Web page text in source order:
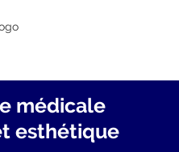
médicale
esthétique